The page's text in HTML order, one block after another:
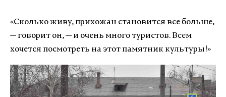
«Сколько живу, прихожан становится все больше,
— говорит он, — и очень много туристов. Всем
хочется посмотреть на этот памятник культуры!»